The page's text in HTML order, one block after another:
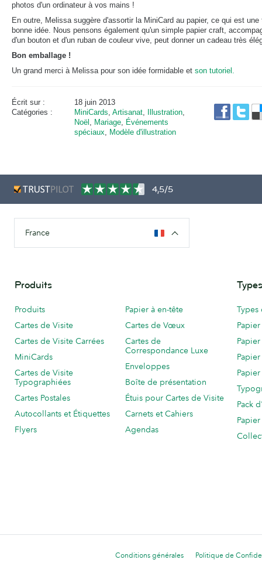
photos d'un ordinateur à vos mains !
En outre, Melissa suggère d'assortir la MiniCard au papier, ce qui est une
bonne idée. Nous pensons également qu'un simple papier craft,
d'un bouton et d'un ruban de couleur vive, peut donner un cadeau très
Bon emballage !
Un grand merci à Melissa pour son idée formidable et son tutoriel.
Écrit sur :
18 juin 2013
Catégories :
MiniCards, Artisanat, Illustration,
Noël , Mariage, Événements
spéciaux, Modèle d'illustration
4,5/5
France
Produits
Produits
Cartes de Visite
Cartes de Visite Carrées
MiniCards
Cartes de Visite
Typographiées
Cartes Postales
Autocollants et Étiquettes
Flyers
Papier à en-tête
Cartes de Vœux
Cartes de
Correspondance Luxe
Enveloppes
Boîte de présentation
Étuis pour Cartes de Visite
Carnets et Cahiers
Agendas
Pack
Conditions générales Politique de